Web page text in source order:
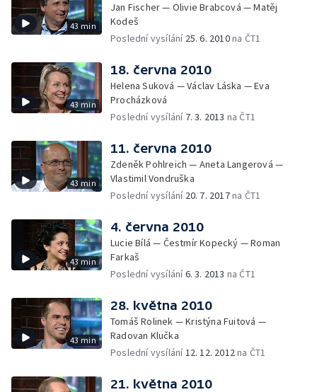
43 min
Jan Fischer — Olivie Brabcová — Matěj
Kodeš
Poslední vysílání 25. 6. 2010na ČT1
43 min
18. června 2010
Helena Suková — Václav Láska — Eva
Procházková
Poslední vysílání 7. 3. 2013 na ČT1
43 min
11. června 2010
Zdeněk Pohlreich — Aneta Langerová —
Vlastimil Vondruška
Poslední vysílání 20. 7. 2017na ČT1
43 min
4. června 2010
Lucie Bílá — Čestmír Kopecký — Roman
Farkaš
Poslední vysílání6. 3. 2013 na ČT1
43 min
28. května 2010
Tomáš Rolinek — Kristýna Fuitová —
Radovan Klučka
Poslední vysílání12. 12. 2012na ČT1
21. května 2010